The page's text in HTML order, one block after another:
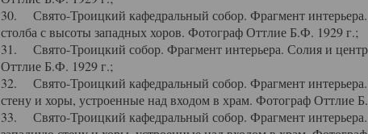
30. Свято-Троицкий кафедральный собор. Фрагмент
столба с высоты западных хоров. Фотограф Оттлие Б.Ф. 1929 г.;
31. Свято-Троицкий собор. Фрагмент интерьера. Солия и
Оттлие Б.Ф. 1929 г.;
32. Свято-Троицкий кафедральный собор. Фрагмент
стену и хоры, устроенные над входом в храм. Фотограф Оттлие
33. Свято-Троицкий кафедральный собор. Фрагмент